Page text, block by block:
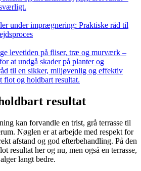
under imprægnering: Praktiske råd til
levetiden på fliser, træ og murværk –
at undgå skader på planter og
til en sikker, miljøvenlig og effektiv
flot og holdbart resultat.
resultat
kan forvandle en trist, grå terrasse til
Nøglen er at arbejde med respekt for
afstand og god efterbehandling. På den
resultat her og nu, men også en terrasse,
langt bedre.